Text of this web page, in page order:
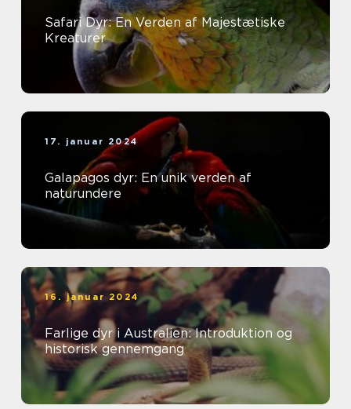
Safari Dyr: En Verden af Majestætiske
Kreaturer
17. januar 2024
Galapagos dyr: En unik verden af
naturundere
16. januar 2024
Farlige dyr i Australien: Introduktion og
historisk gennemgang